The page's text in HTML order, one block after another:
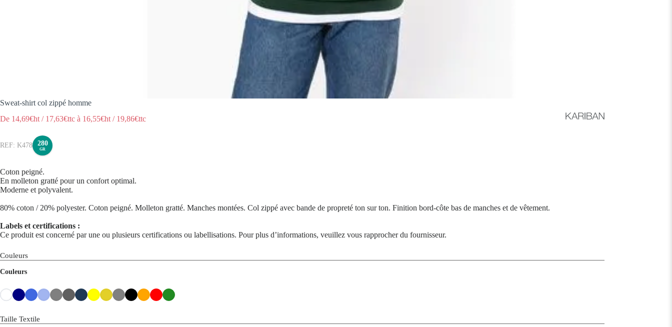
Sweat-shirt col zippé homme
De 14,69€ht / 17,63€ttc à 16,55€ht / 19,86€ttc
K478 280
GR
Coton peigné.
En molleton gratté pour un confort optimal.
Moderne et polyvalent.
80% coton / 20% polyester. Coton peigné. Molleton gratté. Manches montées. Col zippé avec bande de propreté ton sur ton. Finition bord-côte bas de manches et de vêtement.
Labels et certifications :
Ce produit est concerné par une ou plusieurs certifications ou labellisations. Pour plus d’informations, veuillez vous rapprocher du fournisseur.
Couleurs
Couleurs
Taille Textile